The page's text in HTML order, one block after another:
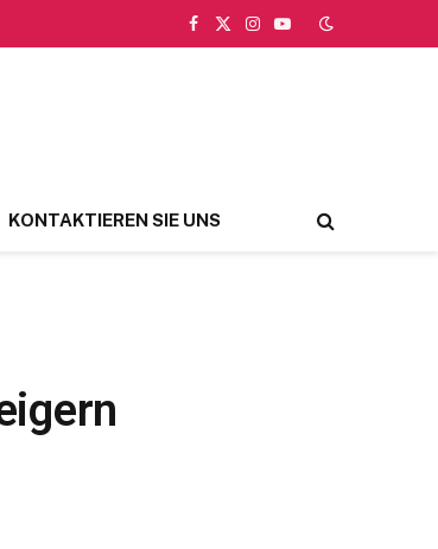
Facebook
X
Instagram
YouTube
KONTAKTIEREN SIE UNS